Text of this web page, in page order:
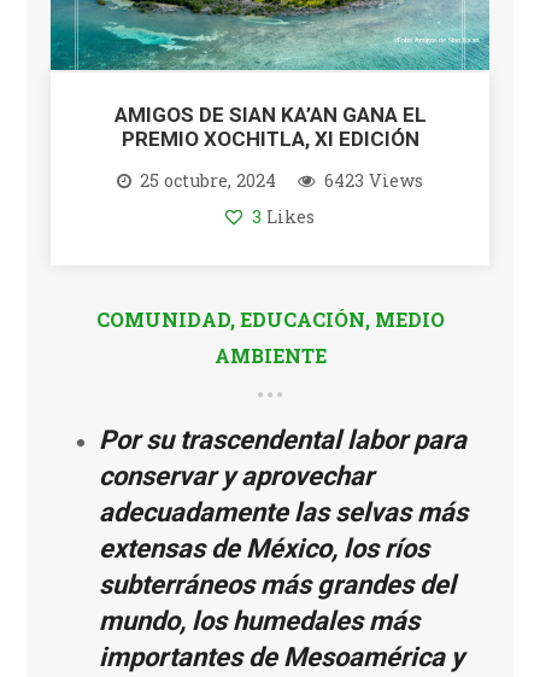
AMIGOS DE SIAN KA’AN GANA EL
PREMIO XOCHITLA, XI EDICIÓN
25 octubre, 2024
6423 Views
3 Likes
COMUNIDAD,EDUCACIÓN, MEDIO
AMBIENTE
Por su trascendental labor para
conservar y aprovechar
adecuadamente lasselvas más
extensasde México, los ríos
subterráneosmás grandes del
mundo, los humedalesmás
importantesde Mesoamérica y